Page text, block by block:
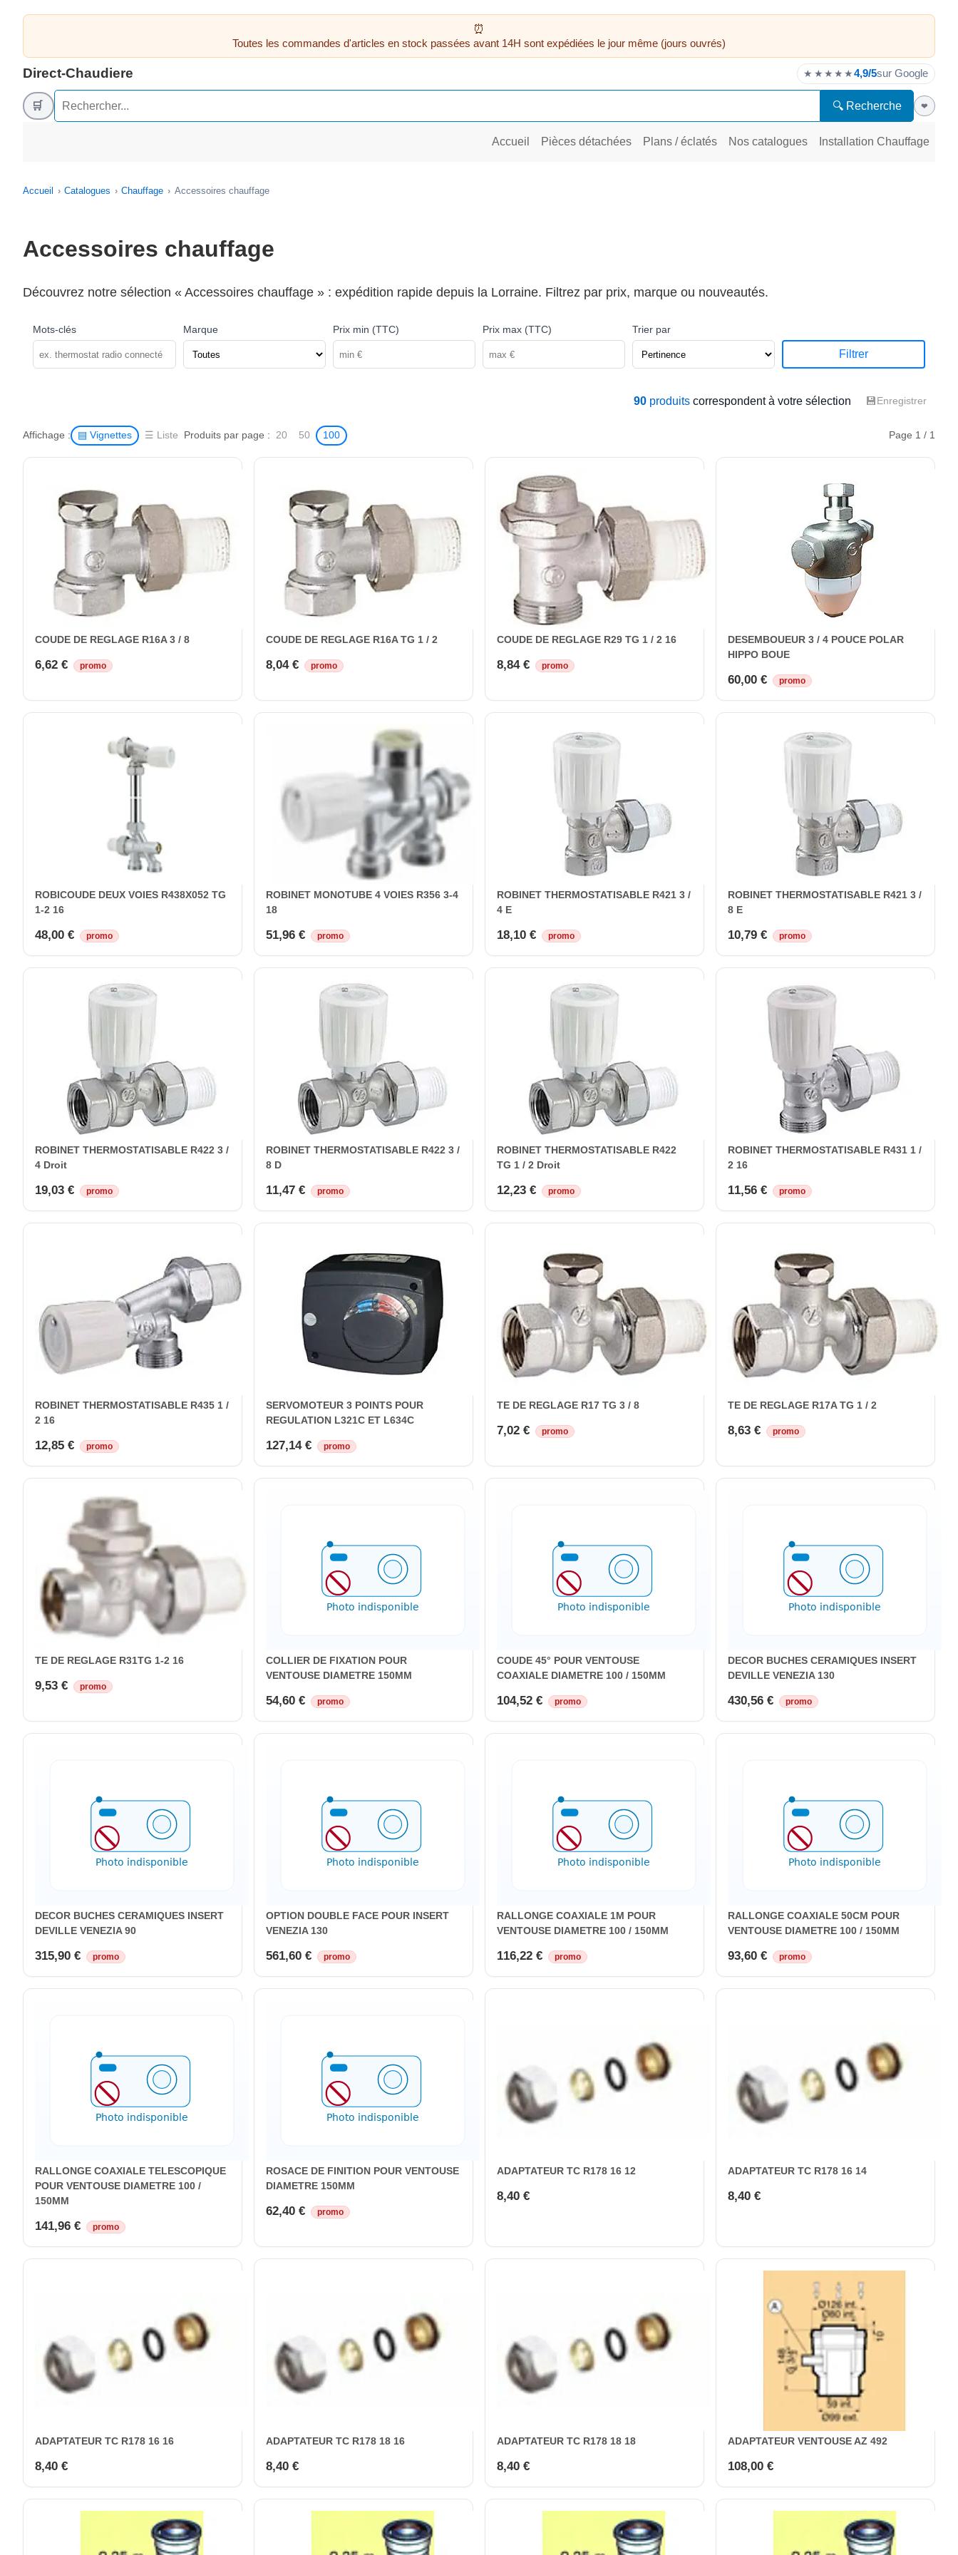
Toutes les commandes d'articles en stock passées avant 14H sont expédiées le jour même (jours ouvrés)
Direct-Chaudiere ★★★★★4,9/5sur Google
🛒 🔍 Recherche ❤
Accueil Pièces détachées Plans / éclatés Nos catalogues Installation Chauffage
Accueil Catalogues Chauffage Accessoires chauffage
Accessoires chauffage
Découvrez notre sélection « Accessoires chauffage » : expédition rapide depuis la Lorraine. Filtrez par prix, marque ou nouveautés.
Mots-clés Marque Prix min (TTC) Prix max (TTC) Trier par
Filtrer
90 produits correspondent à votre sélection 💾Enregistrer
Affichage : ▤ Vignettes ☰ Liste Produits par page : 20 50 100 Page 1 / 1
COUDE DE REGLAGE R16A 3 / 8
6,62 € promo
COUDE DE REGLAGE R16A TG 1 / 2
8,04 € promo
COUDE DE REGLAGE R29 TG 1 / 2 16
8,84 € promo
DESEMBOUEUR 3 / 4 POUCE POLAR
HIPPO BOUE
60,00 € promo
ROBICOUDE DEUX VOIES R438X052 TG
1-2 16
48,00 € promo
ROBINET MONOTUBE 4 VOIES R356 3-4
18
51,96 € promo
ROBINET THERMOSTATISABLE R421 3 /
4 E
18,10 € promo
ROBINET THERMOSTATISABLE R421 3 /
8 E
10,79 € promo
ROBINET THERMOSTATISABLE R422 3 /
4 Droit
19,03 € promo
ROBINET THERMOSTATISABLE R422 3 /
8 D
11,47 € promo
ROBINET THERMOSTATISABLE R422
TG 1 / 2 Droit
12,23 € promo
ROBINET THERMOSTATISABLE R431 1 /
2 16
11,56 € promo
ROBINET THERMOSTATISABLE R435 1 /
2 16
12,85 € promo
SERVOMOTEUR 3 POINTS POUR
REGULATION L321C ET L634C
127,14 € promo
TE DE REGLAGE R17 TG 3 / 8
7,02 € promo
TE DE REGLAGE R17A TG 1 / 2
8,63 € promo
TE DE REGLAGE R31TG 1-2 16
9,53 € promo
COLLIER DE FIXATION POUR
VENTOUSE DIAMETRE 150MM
54,60 € promo
COUDE 45° POUR VENTOUSE
COAXIALE DIAMETRE 100 / 150MM
104,52 € promo
DECOR BUCHES CERAMIQUES INSERT
DEVILLE VENEZIA 130
430,56 € promo
DECOR BUCHES CERAMIQUES INSERT
DEVILLE VENEZIA 90
315,90 € promo
OPTION DOUBLE FACE POUR INSERT
VENEZIA 130
561,60 € promo
RALLONGE COAXIALE 1M POUR
VENTOUSE DIAMETRE 100 / 150MM
116,22 € promo
RALLONGE COAXIALE 50CM POUR
VENTOUSE DIAMETRE 100 / 150MM
93,60 € promo
RALLONGE COAXIALE TELESCOPIQUE
POUR VENTOUSE DIAMETRE 100 /
150MM
141,96 € promo
ROSACE DE FINITION POUR VENTOUSE
DIAMETRE 150MM
62,40 € promo
ADAPTATEUR TC R178 16 12
8,40 €
ADAPTATEUR TC R178 16 14
8,40 €
ADAPTATEUR TC R178 16 16
8,40 €
ADAPTATEUR TC R178 18 16
8,40 €
ADAPTATEUR TC R178 18 18
8,40 €
ADAPTATEUR VENTOUSE AZ 492
108,00 €